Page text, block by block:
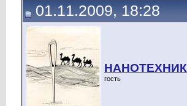
01.11.2009, 18:28
НАНОТЕХНИК
гость